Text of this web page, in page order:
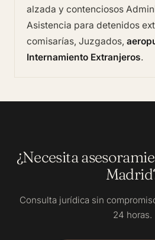
alzada y contenciosos
Asistencia para detenidos
comisarías, Juzgados,
Internamiento Extranjeros.
¿Necesita
Consulta jurídica sin
24 horas.